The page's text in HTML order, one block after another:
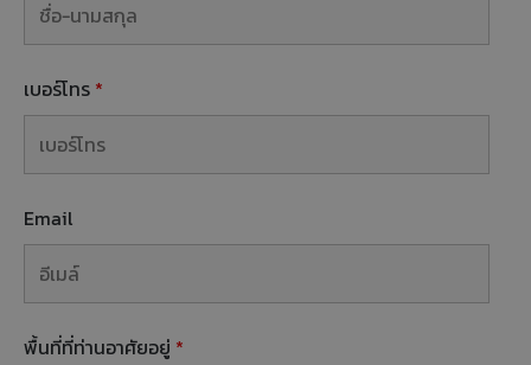
เบอร์โทร *
Email
พื้นที่ที่ท่านอาศัยอยู่ *